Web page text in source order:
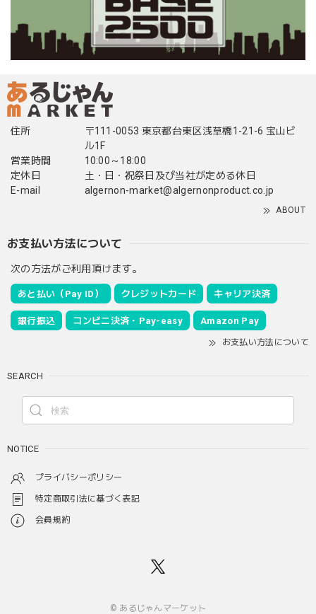
住所
〒111-0053 東京都台東区浅草橋1-21-6 宝山ビ
ル1F
営業時間
10:00～18:00
定休日
土・日・祝祭日及び当社が定める休日
E-mail
algernon-market@algernonproduct.co.jp
ABOUT
お支払い方法について
次の方法がご利用頂けます。
あと払い（Pay ID） クレジットカード キャリア決済
銀行振込 コンビニ決済・Pay-easy Amazon Pay
お支払い方法について
SEARCH
NOTICE
プライバシーポリシー
特定商取引法に基づく表記
会員規約
© あるじゃんマーケット